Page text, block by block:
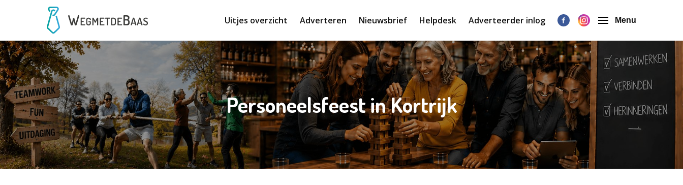
Uitjes overzicht Adverteren Nieuwsbrief Helpdesk Adverteerder inlog Menu
Personeelsfeest in Kortrijk